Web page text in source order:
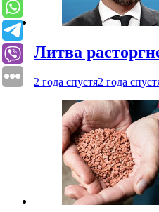
Литва
2 года спустя2 года